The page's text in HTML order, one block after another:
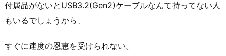
付属品がないとUSB3.2(Gen2)ケーブルなんて持ってない人
もいるでしょうから、
すぐに速度の恩恵を受けられない。